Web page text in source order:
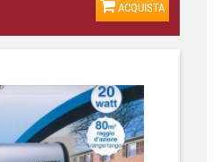
ACQUISTA